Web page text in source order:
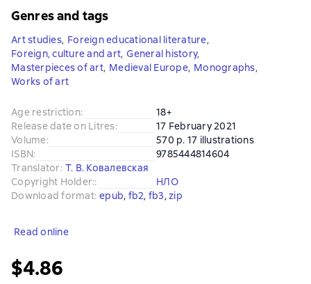
Genres and tags
Art studies, Foreign educational literature,
Foreign, culture and art, General history,
Masterpieces of art, Medieval Europe, Monographs,
Works of art
Age restriction:
18+
Release date on Litres:
17 February 2021
Volume:
570 p. 17 illustrations
ISBN:
9785444814604
Translator: Т. В. Ковалевская
Copyright Holder::
НЛО
Download format: epub, fb2, fb3, zip
Read online
$4.86